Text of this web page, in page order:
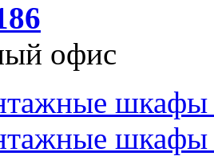
офис
шкафы